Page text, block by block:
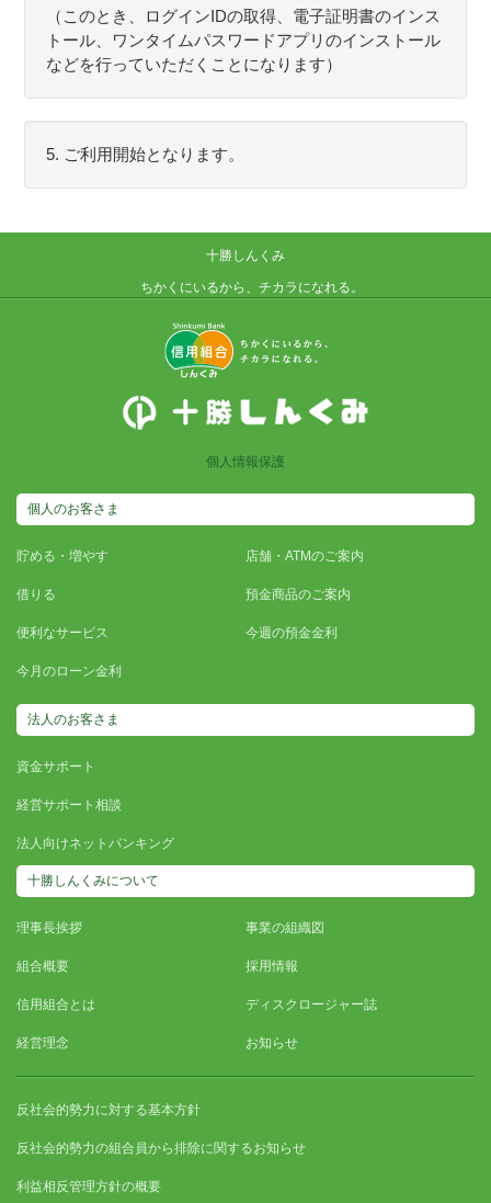
（このとき、ログインIDの取得、電子証明書のインス
トール、ワンタイムパスワードアプリのインストール
などを行っていただくことになります）
5. ご利用開始となります。
十勝しんくみ
ちかくにいるから、チカラになれる。
個人情報保護
個人のお客さま
貯める・増やす
借りる
便利なサービス
今月のローン金利
店舗・ATMのご案内
預金商品のご案内
今週の預金金利
法人のお客さま
資金サポート
経営サポート相談
法人向けネットバンキング
十勝しんくみについて
理事長挨拶
組合概要
信用組合とは
経営理念
事業の組織図
採用情報
ディスクロージャー誌
お知らせ
反社会的勢力に対する基本方針
反社会的勢力の組合員から排除に関するお知らせ
利益相反管理方針の概要